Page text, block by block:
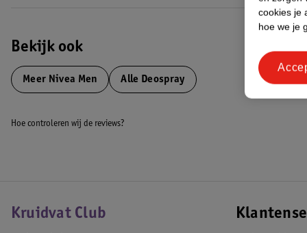
Bekijk ook
Meer Nivea Men Alle Deospray
Hoe controleren wij de reviews?
Kruidvat Club
cookies je
hoe we je